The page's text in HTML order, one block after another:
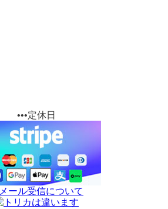
•••定休日